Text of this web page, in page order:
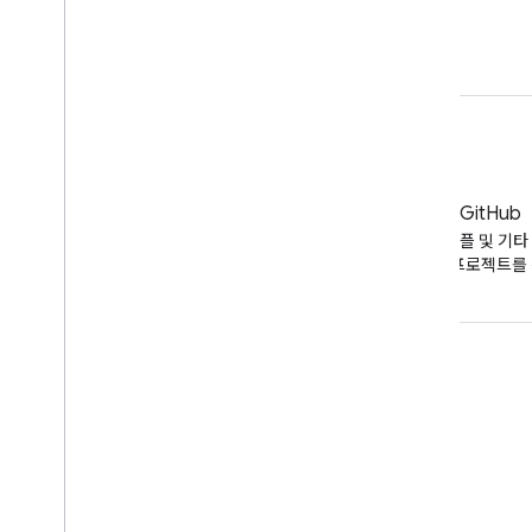
GitHub
API 코드 샘플 및 기
오픈소스 프로젝트를